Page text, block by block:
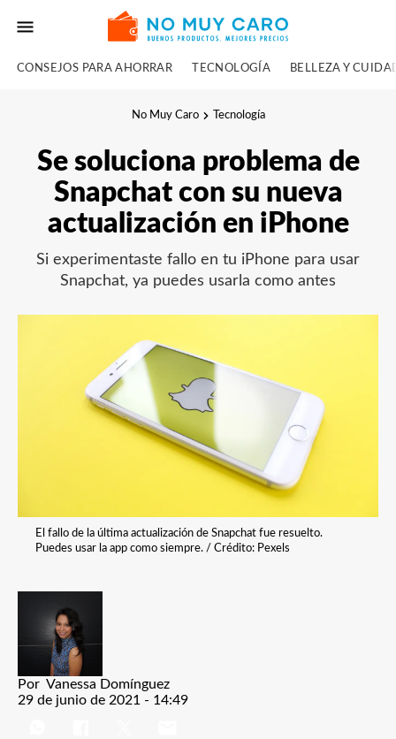
CONSEJOS PARA AHORRAR TECNOLOGÍA BELLEZA Y
No Muy Caro Tecnología
Se soluciona problema de
Snapchat con su nueva
actualización en iPhone
Si experimentaste fallo en tu iPhone para usar
Snapchat, ya puedes usarla como antes
El fallo de la última actualización de Snapchat fue resuelto.
Puedes usar la app como siempre. / Crédito: Pexels
Por Vanessa Domínguez
29 de junio de 2021 - 14:49